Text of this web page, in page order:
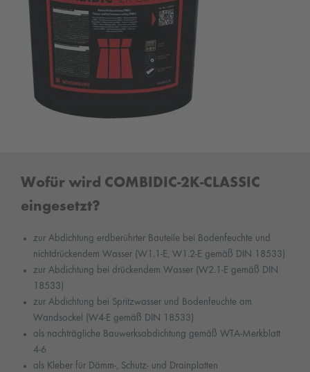
Wofür wird COMBIDIC-2K-CLASSIC
eingesetzt?
zur Abdichtung erdberührter Bauteile bei Bodenfeuchte und
nichtdrückendem Wasser (W1.1-E, W1.2-E gemäß DIN 18533)
zur Abdichtung bei drückendem Wasser (W2.1-E gemäß DIN
18533)
zur Abdichtung bei Spritzwasser und Bodenfeuchte am
Wandsockel (W4-E gemäß DIN 18533)
als nachträgliche Bauwerksabdichtung gemäß WTA-Merkblatt
4-6
als Kleber für Dämm-, Schutz- und Drainplatten